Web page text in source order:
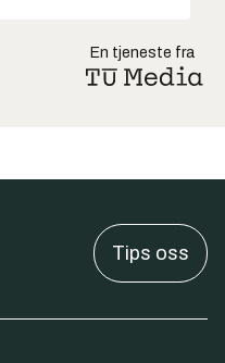
En tjeneste fra
Tips oss